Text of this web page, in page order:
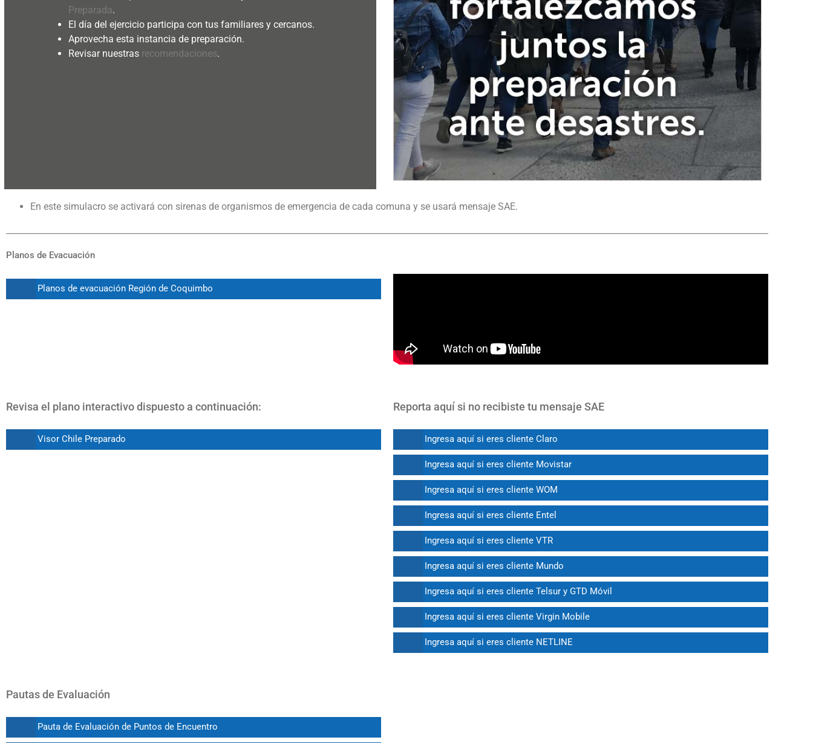
Preparada.
El día del ejercicio participa con tus familiares y cercanos.
Aprovecha esta instancia de preparación.
Revisar nuestras recomendaciones.
En este simulacro se activará con sirenas de organismos de emergencia de cada comuna y se usará mensaje SAE.
Planos de Evacuación
Planos de evacuación Región de Coquimbo
Revisa el plano interactivo dispuesto a continuación:
Visor Chile Preparado
Reporta aquí si no recibiste tu mensaje SAE
Ingresa aquí si eres cliente Claro
Ingresa aquí si eres cliente Movistar
Ingresa aquí si eres cliente WOM
Ingresa aquí si eres cliente Entel
Ingresa aquí si eres cliente VTR
Ingresa aquí si eres cliente Mundo
Ingresa aquí si eres cliente Telsur y GTD Móvil
Ingresa aquí si eres cliente Virgin Mobile
Ingresa aquí si eres cliente NETLINE
Pautas de Evaluación
Pauta de Evaluación de Puntos de Encuentro